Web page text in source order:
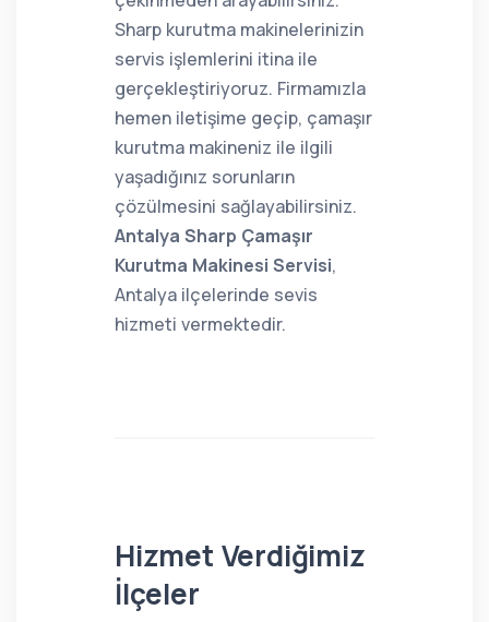
Sharp kurutma makinelerinizin
servis işlemlerini itina ile
gerçekleştiriyoruz. Firmamızla
hemen iletişime geçip, çamaşır
kurutma makineniz ile ilgili
yaşadığınız sorunların
çözülmesini sağlayabilirsiniz.
Antalya Sharp Çamaşır
Kurutma Makinesi Servisi,
Antalya ilçelerinde sevis
hizmeti vermektedir.
Hizmet Verdiğimiz
İlçeler